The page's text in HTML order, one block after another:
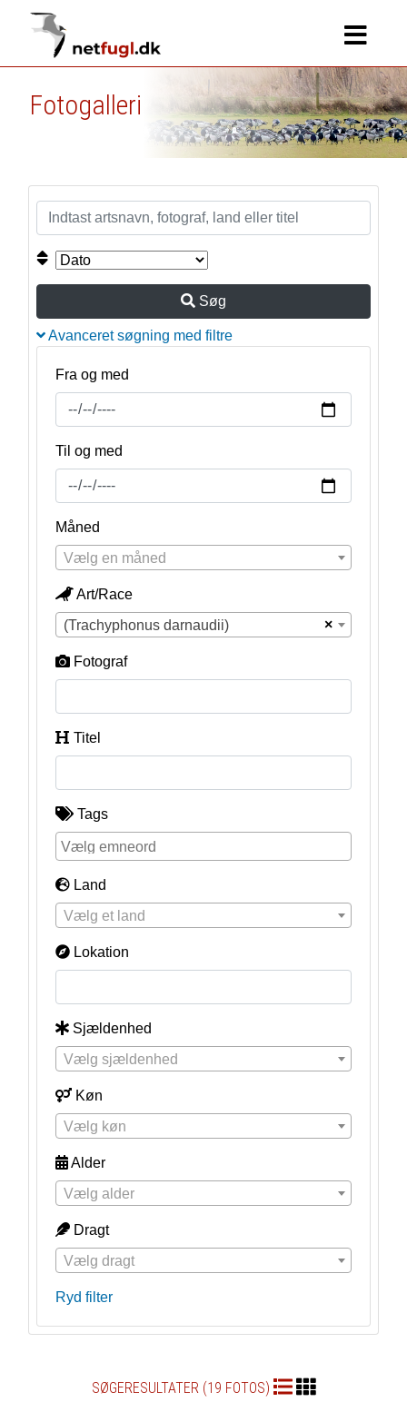
Fotogalleri
Søg
Avanceret søgning med filtre
Fra og med
Til og med
Måned
Vælg en måned
Art/Race
×
(Trachyphonus darnaudii)
Fotograf
Titel
Tags
Land
Vælg et land
Lokation
Sjældenhed
Vælg sjældenhed
Køn
Vælg køn
Alder
Vælg alder
Dragt
Vælg dragt
Ryd filter
SØGERESULTATER (19 FOTOS)